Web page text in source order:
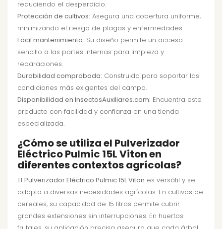
reduciendo el desperdicio.
Protección de cultivos: Asegura una cobertura uniforme,
minimizando el riesgo de plagas y enfermedades.
Fácil mantenimiento: Su diseño permite un acceso
sencillo a las partes internas para limpieza y
reparaciones.
Durabilidad comprobada: Construido para soportar las
condiciones más exigentes del campo.
Disponibilidad en InsectosAuxiliares.com: Encuentra este
producto con facilidad y confianza en una tienda
especializada.
¿Cómo se utiliza el Pulverizador
Eléctrico Pulmic 15L Viton en
diferentes contextos agrícolas?
El Pulverizador Eléctrico Pulmic 15L Viton es versátil y se
adapta a diversas necesidades agrícolas. En cultivos de
cereales, su capacidad de 15 litros permite cubrir
grandes extensiones sin interrupciones. En huertos